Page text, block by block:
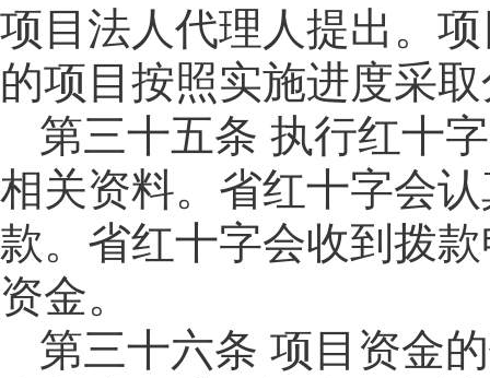
项目法人代理人提出。
的项目按照实施进度采
第三十五条 执行红十
相关资料。省红十字会
款。省红十字会收到拨
资金。
第三十六条 项目资金